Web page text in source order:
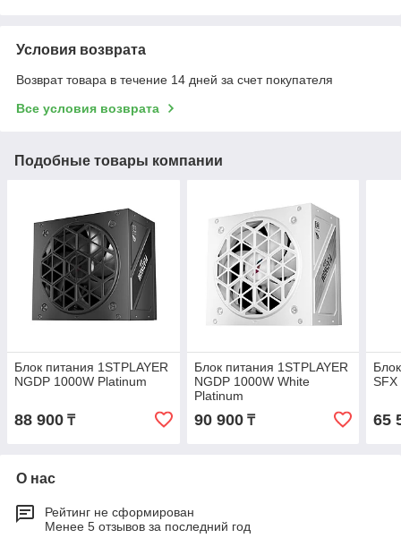
Условия возврата
Возврат товара в течение 14 дней за счет покупателя
Все условия возврата
Подобные товары компании
Блок питания 1STPLAYER
NGDP 1000W Platinum
88 900 ₸
Блок питания 1STPLAYER
NGDP 1000W White
Platinum
90 900₸
SFX
65
О нас
Рейтинг не сформирован
Менее 5 отзывов за последний год